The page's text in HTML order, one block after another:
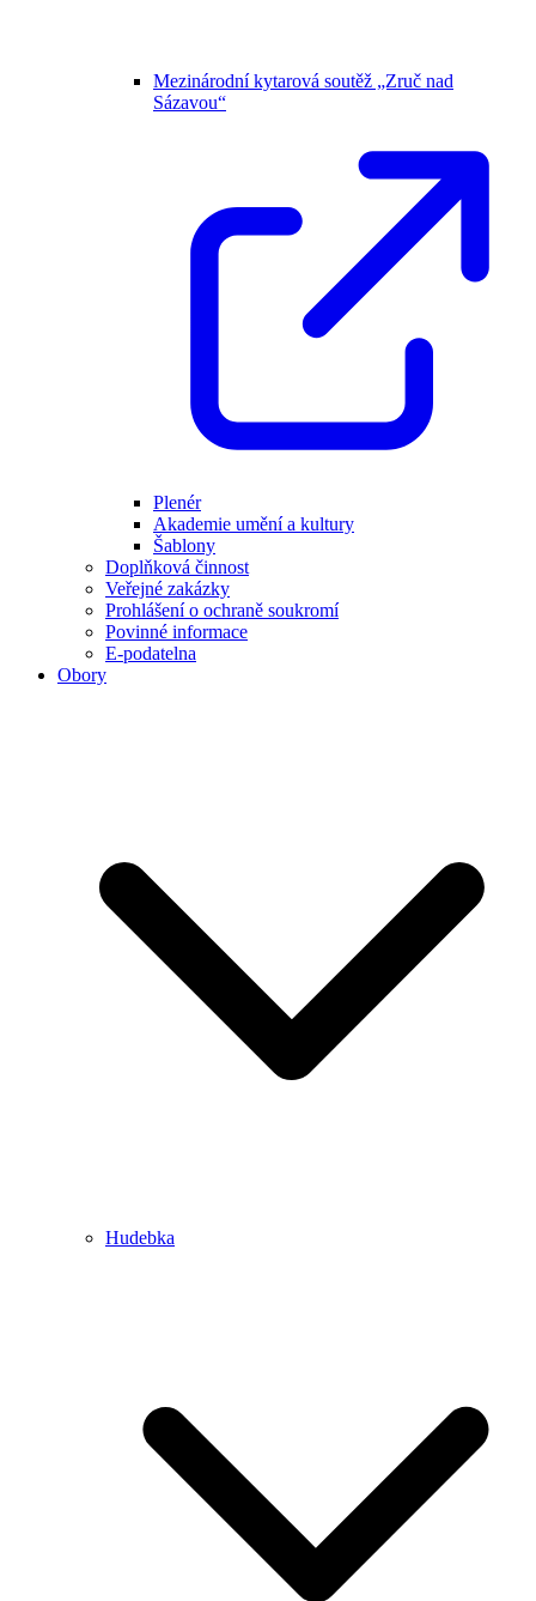
Mezinárodní kytarová soutěž „Zruč nad
Sázavou“
Plenér
Akademie umění a kultury
Šablony
Doplňková činnost
Veřejné zakázky
Prohlášení o ochraně soukromí
Povinné informace
E-podatelna
Obory
Hudebka